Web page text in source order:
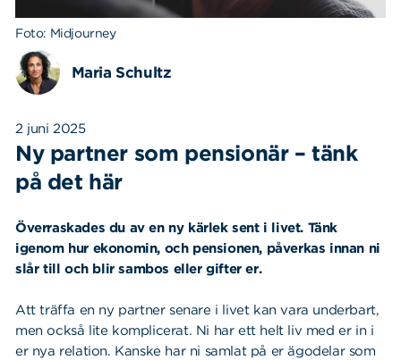
Foto: Midjourney
Maria Schultz
2 juni 2025
Ny partner som pensionär – tänk
på det här
Överraskades du av en ny kärlek sent i livet. Tänk
igenom hur ekonomin, och pensionen, påverkas innan ni
slår till och blir sambos eller gifter er.
Att träffa en ny partner senare i livet kan vara underbart,
men också lite komplicerat. Ni har ett helt liv med er in i
er nya relation. Kanske har ni samlat på er ägodelar som